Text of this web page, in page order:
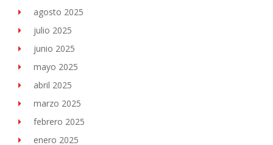
agosto 2025
julio 2025
junio 2025
mayo 2025
abril 2025
marzo 2025
febrero 2025
enero 2025